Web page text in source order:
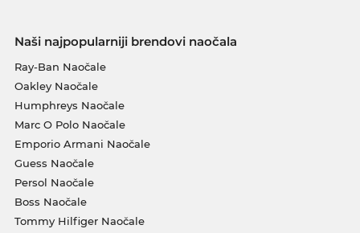
Naši najpopularniji brendovi naočala
Ray-Ban Naočale
Oakley Naočale
Humphreys Naočale
Marc O Polo Naočale
Emporio Armani Naočale
Guess Naočale
Persol Naočale
Boss Naočale
Tommy Hilfiger Naočale